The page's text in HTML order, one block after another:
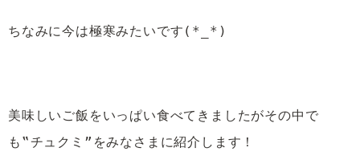
ちなみに今は極寒みたいです(*_*)
美味しいご飯をいっぱい食べてきましたがその中で
も‟チュクミ”をみなさまに紹介します！